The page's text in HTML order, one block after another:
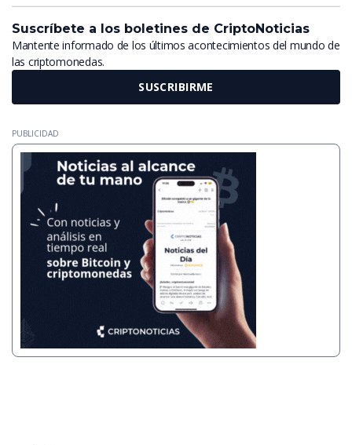
Suscríbete a los boletines de CriptoNoticias
Mantente informado de los últimos acontecimientos del mundo de
las criptomonedas.
SUSCRIBIRME
PUBLICIDAD